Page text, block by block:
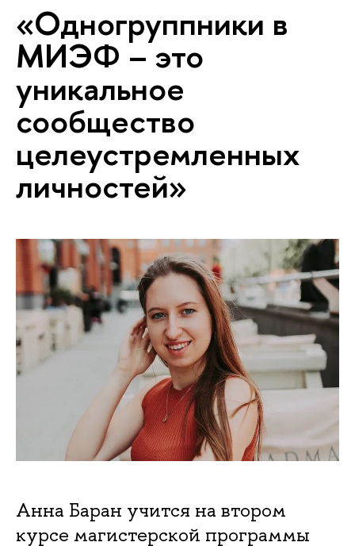
«Одногруппники в
МИЭФ – это
уникальное
сообщество
целеустремленных
личностей»
Анна Баран учится на втором
курсе магистерской программы